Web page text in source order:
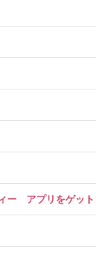
ー アプリをゲット